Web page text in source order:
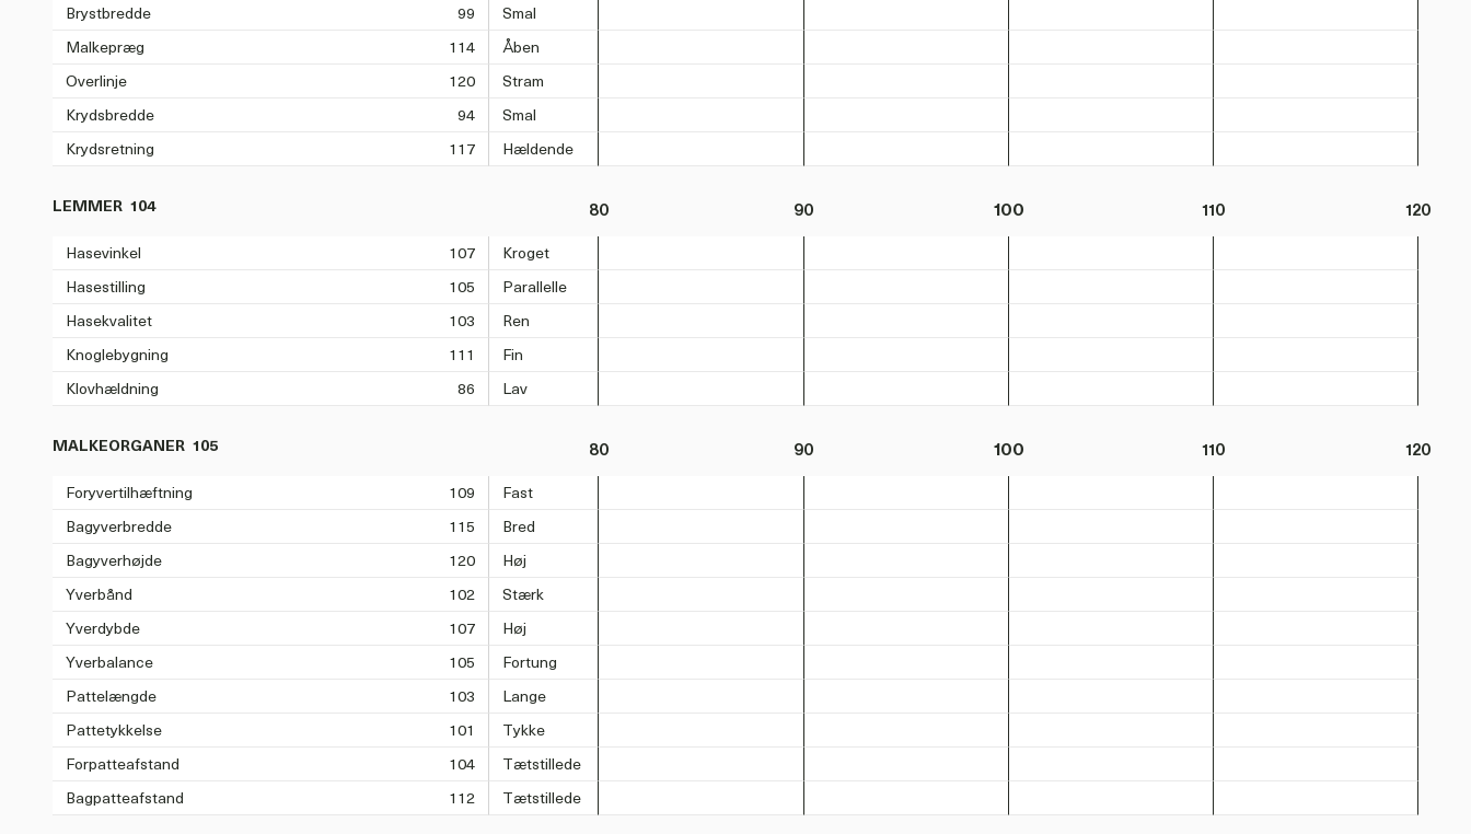
Brystbredde
99
Smal
Malkepræg
114
Åben
Overlinje
120
Stram
Krydsbredde
94
Smal
Krydsretning
117 Hældende
LEMMER 104 80 90 100 110 120
Hasevinkel 107
Kroget
Hasestilling
105
Parallelle
Hasekvalitet
103
Ren
Knoglebygning
111
Fin
Klovhældning
86 Lav
MALKEORGANER 105 80 90 100 110 120
Foryvertilhæftning 109
Fast
Bagyverbredde
115
Bred
Bagyverhøjde
120
Høj
Yverbånd
102
Stærk
Yverdybde
107
Høj
Yverbalance
105
Fortung
Pattelængde
103
Lange
Pattetykkelse
101
Tykke
Forpatteafstand
104
Tætstillede
Bagpatteafstand
112 Tætstillede